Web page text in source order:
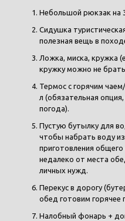
Небольшой рюкзак на
Сидушка
полезная вещь в
Ложка, миска, кружка
кружку можно не
Термос с горячим
л (обязательная
погода).
Пустую бутылку для
чтобы набрать воду
приготовления
недалеко от места
личных нужд.
Перекус в дорогу
обед готовим горячее
Налобный фонарь +